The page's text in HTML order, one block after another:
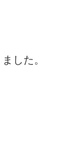
した。